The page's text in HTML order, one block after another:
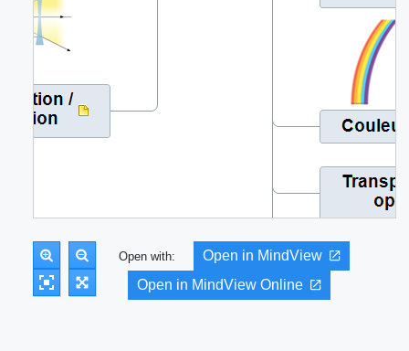
Open with:
Open in MindView
Open in MindView Online